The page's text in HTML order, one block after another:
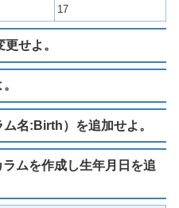
17
せよ。
名:Birth）を追加せよ。
ムを作成し生年月日を追